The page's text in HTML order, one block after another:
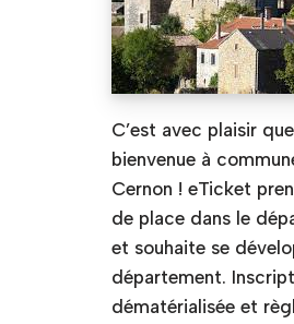
C’est avec plaisir
bienvenue à
Cernon ! eTicket
de place dans le
et souhaite se
département.
dématérialisée et